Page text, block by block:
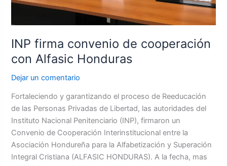
INP firma convenio de cooperación
con Alfasic Honduras
Dejar un comentario
Fortaleciendo y garantizando el proceso de Reeducación
de las Personas Privadas de Libertad, las autoridades del
Instituto Nacional Penitenciario (INP), firmaron un
Convenio de Cooperación Interinstitucional entre la
Asociación Hondureña para la Alfabetización y Superación
Integral Cristiana (ALFASIC HONDURAS). A la fecha, mas